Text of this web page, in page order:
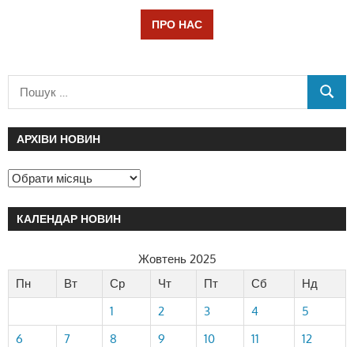
ПРО НАС
АРХІВИ НОВИН
КАЛЕНДАР НОВИН
Жовтень 2025
Пн
Вт Ср Чт Пт Сб
Нд
1
2 3 4
5
6
7 8 9 10 11
12